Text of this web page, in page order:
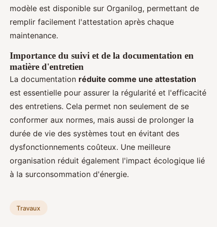
modèle est disponible sur Organilog, permettant de
remplir facilement l'attestation après chaque
maintenance.
Importance du suivi et de la documentation en
matière d'entretien
La documentation réduite comme une attestation
est essentielle pour assurer la régularité et l'efficacité
des entretiens. Cela permet non seulement de se
conformer aux normes, mais aussi de prolonger la
durée de vie des systèmes tout en évitant des
dysfonctionnements coûteux. Une meilleure
organisation réduit également l'impact écologique lié
à la surconsommation d'énergie.
Travaux